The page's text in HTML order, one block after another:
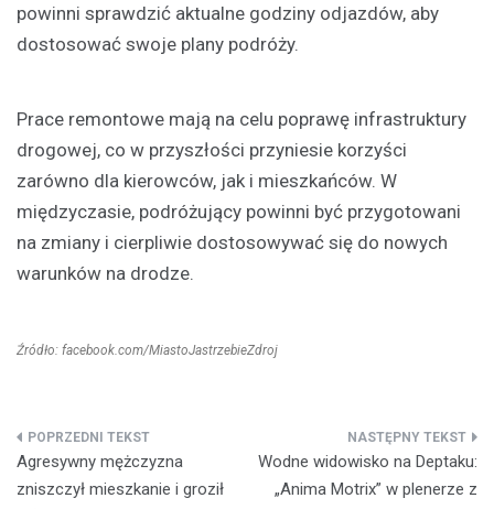
powinni sprawdzić aktualne godziny odjazdów, aby
dostosować swoje plany podróży.
Prace remontowe mają na celu poprawę infrastruktury
drogowej, co w przyszłości przyniesie korzyści
zarówno dla kierowców, jak i mieszkańców. W
międzyczasie, podróżujący powinni być przygotowani
na zmiany i cierpliwie dostosowywać się do nowych
warunków na drodze.
Źródło: facebook.com/MiastoJastrzebieZdroj
Nawigacja
wpisu
Agresywny mężczyzna
zniszczył mieszkanie i groził
Wodne widowisko na Deptaku:
„Anima Motrix” w plenerze z